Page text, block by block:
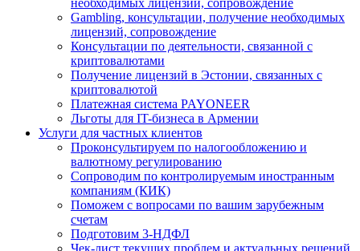
необходимых лицензий, сопровождение
Gambling, консультации, получение необходимых
лицензий, сопровождение
Консультации по деятельности, связанной с
криптовалютами
Получение лицензий в Эстонии, связанных с
криптовалютой
Платежная система PAYONEER
Льготы для IT-бизнеса в Армении
Услуги для частных клиентов
Проконсультируем по налогообложению и
валютному регулированию
Сопроводим по контролируемым иностранным
компаниям (КИК)
Поможем с вопросами по вашим зарубежным
счетам
Подготовим 3-НДФЛ
Чек-лист текущих проблем и актуальных решений